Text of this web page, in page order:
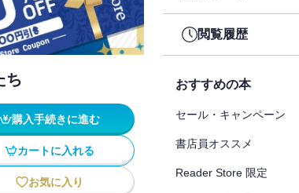
ち
購入手続きに進む
カートに入れる
お気に入り
閲覧履歴
おすすめの本
セール・キャンペーン
書店員オススメ
Reader Store 限定